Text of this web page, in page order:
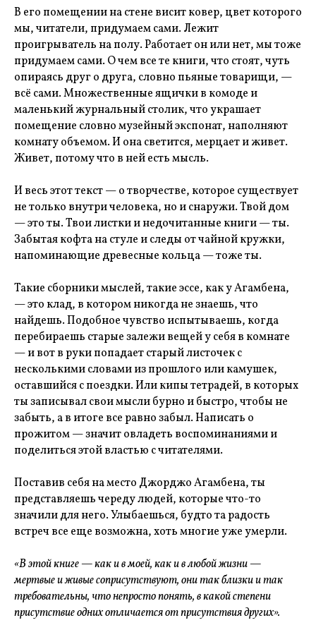
В его помещении на стене висит ковер, цвет которого
мы, читатели, придумаем сами. Лежит
проигрыватель на полу. Работает он или нет, мы тоже
придумаем сами. О чем все те книги, что стоят, чуть
опираясь друг о друга, словно пьяные товарищи, —
всё сами. Множественные ящички в комоде и
маленький журнальный столик, что украшает
помещение словно музейный экспонат, наполняют
комнату объемом. И она светится, мерцает и живет.
Живет, потому что в ней есть мысль.
И весь этот текст — о творчестве, которое существует
не только внутри человека, но и снаружи. Твой дом
— это ты. Твои листки и недочитанные книги — ты.
Забытая кофта на стуле и следы от чайной кружки,
напоминающие древесные кольца — тоже ты.
Такие сборники мыслей, такие эссе, как у Агамбена,
— это клад, в котором никогда не знаешь, что
найдешь. Подобное чувство испытываешь, когда
перебираешь старые залежи вещей у себя в комнате
— и вот в руки попадает старый листочек с
несколькими словами из прошлого или камушек,
оставшийся с поездки. Или кипы тетрадей, в которых
ты записывал свои мысли бурно и быстро, чтобы не
забыть, а в итоге все равно забыл. Написать о
прожитом — значит овладеть воспоминаниями и
поделиться этой властью с читателями.
Поставив себя на место Джорджо Агамбена, ты
представляешь череду людей, которые что-то
значили для него. Улыбаешься, будто та радость
встреч все еще возможна, хоть многие уже умерли.
«В этой книге — как и в моей, как и в любой жизни —
мертвые и живые соприсутствуют, они так близки и так
требовательны, что непросто понять, в какой степени
присутствие одних отличается от присутствия других».